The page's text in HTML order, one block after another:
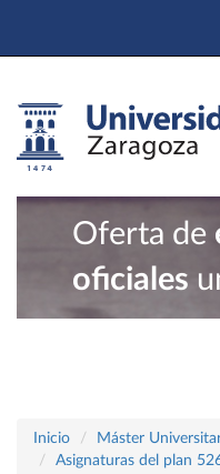
Oferta de
oficiales
Inicio
Máster
Asignaturas del plan